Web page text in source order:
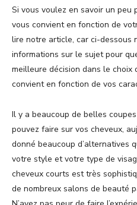
Si vous voulez en savoir un
vous convient en fonction de
lire notre article, car ci-dessous
informations sur le sujet pour
meilleure décision dans le choix
convient en fonction de vos
Il y a beaucoup de belles
pouvez faire sur vos cheveux,
donné beaucoup d’alternatives
votre style et votre type de
cheveux courts est très
de nombreux salons de beauté